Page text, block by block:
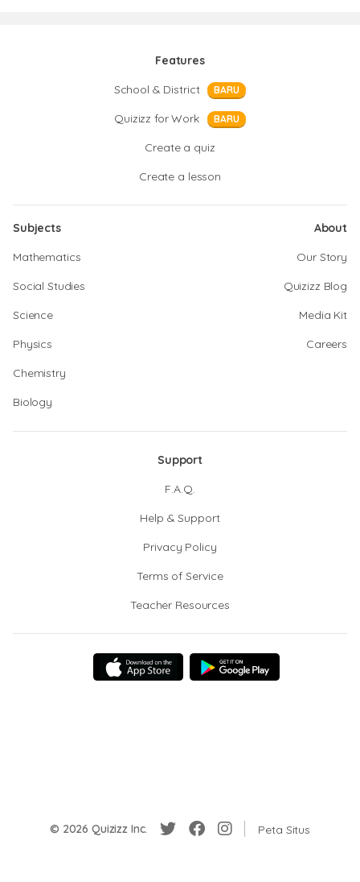
Features
School & District
BARU
Quizizz for Work BARU
Create a quiz
Create a lesson
Subjects
Mathematics
Social Studies
Science
Physics
Chemistry
Biology
About
Our Story
Quizizz Blog
Media Kit
Careers
Support
F.A.Q.
Help & Support
Privacy Policy
Terms of Service
Teacher Resources
© 2026 Quizizz Inc. Peta Situs